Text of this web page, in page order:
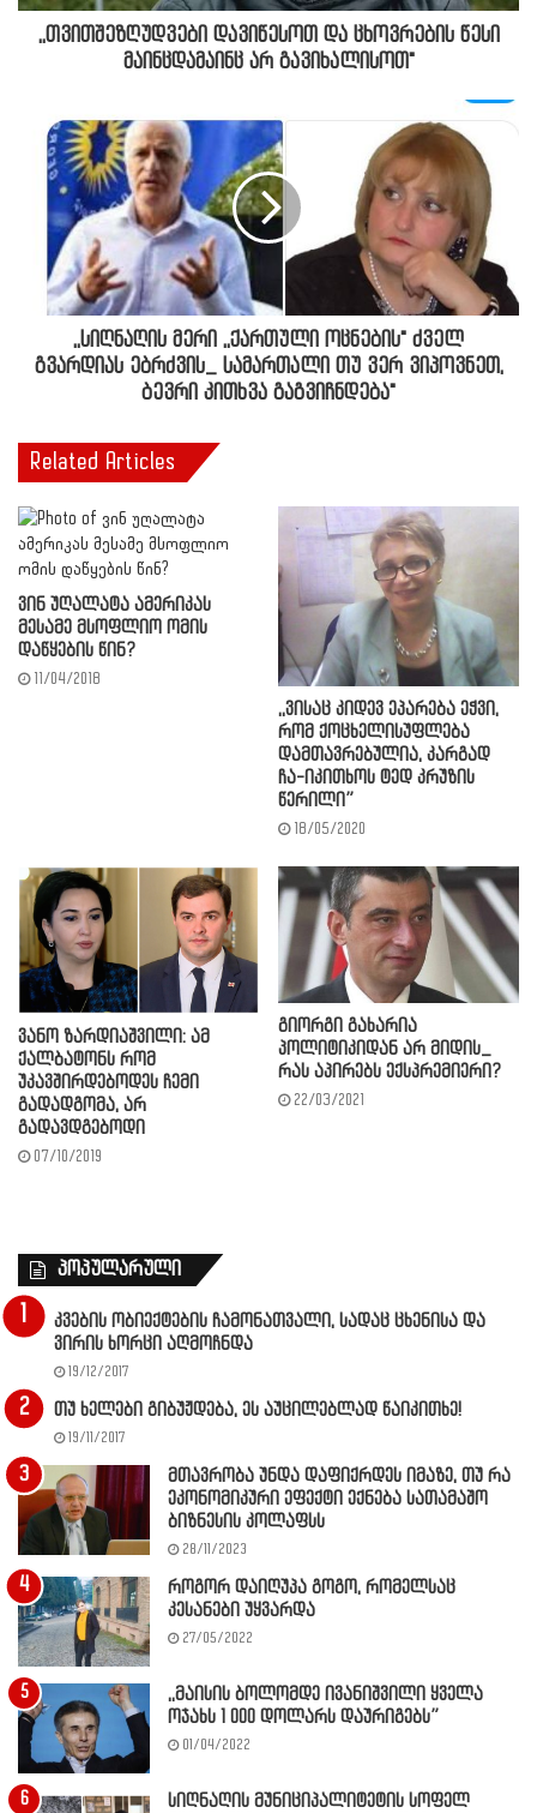
,,თვითშეზღუდვები დავიწესოთ და ცხოვრების წესი
მაინცდამაინც არ გავიხალისოთ"
,,სიღნაღის მერი ,,ქართული ოცნების" ძველ
გვარდიას ებრძვის_ სამართალი თუ ვერ ვიპოვნეთ,
ბევრი კითხვა გაგვიჩნდება"
Related Articles
ვინ უღალატა ამერიკას
მესამე მსოფლიო ომის
დაწყების წინ?
11/04/2018
,,ვისაც კიდევ ეპარება ეჭვი,
რომ ქოცხელისუფლება
დამთავრებულია, კარგად
ჩა-იკითხოს ტედ კრუზის
წერილი”
18/05/2020
ვანო ზარდიაშვილი: ამ
ქალბატონს რომ
უკავშირდებოდეს ჩემი
გადადგომა, არ
გადავდგებოდი
07/10/2019
გიორგი გახარია
პოლიტიკიდან არ მიდის_
რას აპირებს ექსპრემიერი?
22/03/2021
პოპულარული
კვების ობიექტების ჩამონათვალი, სადაც ცხენისა და
ვირის ხორცი აღმოჩნდა
19/12/2017
თუ ხელები გიბუჟდება, ეს აუცილებლად წაიკითხე!
19/11/2017
მთავრობა უნდა დაფიქრდეს იმაზე, თუ რა
ეკონომიკური ეფექტი ექნება სათამაშო
ბიზნესის კოლაფსს
28/11/2023
როგორ დაიღუპა გოგო, რომელსაც
კესანები უყვარდა
27/05/2022
,,მაისის ბოლომდე ივანიშვილი ყველა
ოჯახს 1 000 დოლარს დაურიგებს”
01/04/2022
სიღნაღის მუნიციპალიტეტის სოფელ